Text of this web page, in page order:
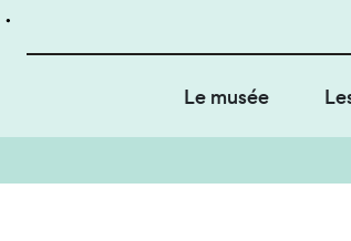
Le musée